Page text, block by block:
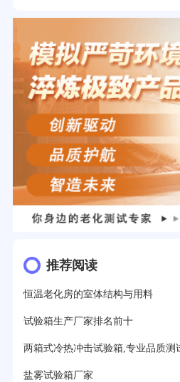
推荐阅读
恒温老化房的室体结构与用料
试验箱生产厂家排名前十
两箱式冷热冲击试验箱,专业品质测
盐雾试验箱厂家